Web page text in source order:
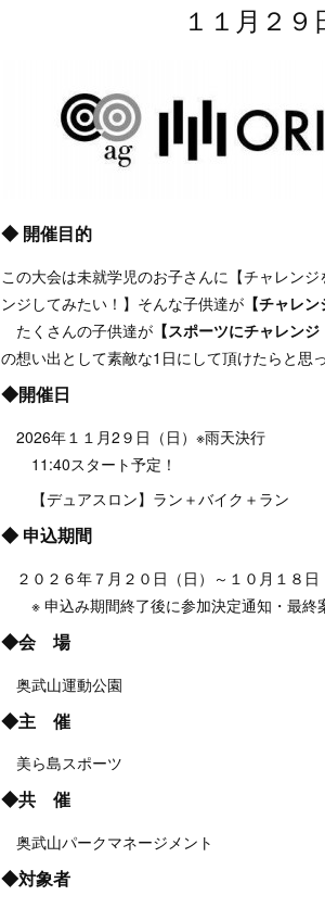
１１月２
◆ 開催目的
この大会は未就学児のお子さんに【チャレン
ンジしてみたい！】そんな子供達が 【チャレ
たくさんの子供達が 【スポーツにチャレンジ
の想い出として素敵な1日にして頂けたらと思
◆開催日
2026年１１月2９日（日）※雨天決行
11:40スタート予定！
【デュアスロン】ラン＋バイク＋ラン
◆ 申込期間
２０２６年７月２０日（日）～１０月１８日
※ 申込み期間終了後に参加決定通知・最終
◆会 場
奥武山運動公園
◆主 催
美ら島スポーツ
◆共 催
奥武山パークマネージメント
◆対象者